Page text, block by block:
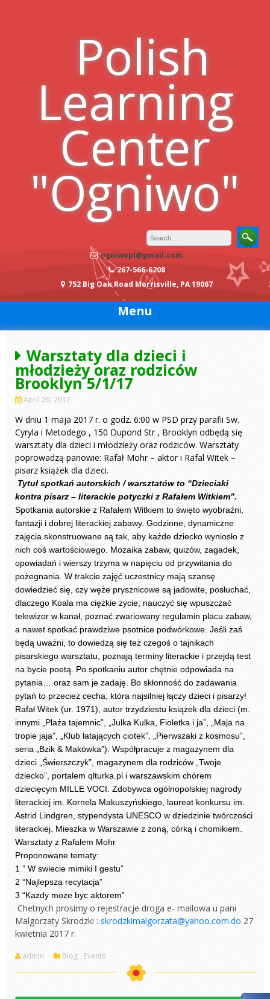
Polish
Learning
Center
"Ogniwo"
ogniwopl@gmail.com
267-566-6208
752 Big Oak Road Morrisville, PA 19067
Menu
Warsztaty dla dzieci i
młodzieży oraz rodziców
Brooklyn 5/1/17
April 20, 2017
W dniu 1 maja 2017 r. o godz. 6:00 w PSD przy parafii Sw.
Cyryla i Metodego , 150 Dupond Str , Brooklyn odbędą się
warsztaty dla dzieci i młodzieży oraz rodziców. Warsztaty
poprowadzą panowie: Rafał Mohr – aktor i Rafal Witek –
pisarz książek dla dzieci.
Tytuł spotkań autorskich / warsztatów to “Dzieciaki
kontra pisarz – literackie potyczki z Rafałem Witkiem”.
Spotkania autorskie z Rafałem Witkiem to święto wyobraźni,
fantazji i dobrej literackiej zabawy. Godzinne, dynamiczne
zajęcia skonstruowane są tak, aby każde dziecko wyniosło z
nich coś wartościowego. Mozaika zabaw, quizów, zagadek,
opowiadań i wierszy trzyma w napięciu od przywitania do
pożegnania. W trakcie zajęć uczestnicy mają szansę
dowiedzieć się, czy węże prysznicowe są jadowite, posłuchać,
dlaczego Koala ma ciężkie życie, nauczyć się wpuszczać
telewizor w kanał, poznać zwariowany regulamin placu zabaw,
a nawet spotkać prawdziwe psotnice podwórkowe. Jeśli zaś
będą uważni, to dowiedzą się też czegoś o tajnikach
pisarskiego warsztatu, poznają terminy literackie i przejdą test
na bycie poetą. Po spotkaniu autor chętnie odpowiada na
pytania… oraz sam je zadaję. Bo skłonność do zadawania
pytań to przecież cecha, która najsilniej łączy dzieci i pisarzy!
Rafał Witek (ur. 1971), autor trzydziestu książek dla dzieci (m.
innymi „Plaża tajemnic”, „Julka Kulka, Fioletka i ja”, „Maja na
tropie jaja”, „Klub latających ciotek”, „Pierwszaki z kosmosu”,
seria „Bzik & Makówka”). Współpracuje z magazynem dla
dzieci „Świerszczyk”, magazynem dla rodziców „Twoje
dziecko”, portalem qlturka.pl i warszawskim chórem
dziecięcym MILLE VOCI. Zdobywca ogólnopolskiej nagrody
literackiej im. Kornela Makuszyńskiego, laureat konkursu im.
Astrid Lindgren, stypendysta UNESCO w dziedzinie twórczości
literackiej. Mieszka w Warszawie z żoną, córką i chomikiem.
Warsztaty z Rafalem Mohr
Proponowane tematy:
1 ” W swiecie mimiki I gestu”
2 “Najlepsza recytacja”
3 “Kazdy moze byc aktorem”
Chetnych prosimy o rejestracje droga e- mailowa u pani
Malgorzaty Skrodzki : skrodzkimalgorzata@yahoo.com.do 27
kwietnia 2017 r.
admin Blog , Events